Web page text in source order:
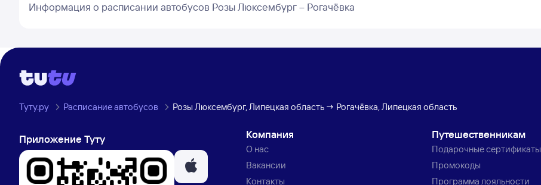
Информация о расписании автобусов Розы Люксембург – Рогачёвка
Туту.ру Расписание автобусов Розы Люксембург, Липецкая область → Рогачёвка, Липецкая область
Приложение Туту Компания
О нас
Вакансии
Контакты
Путешественникам
Подарочные сертификаты
Промокоды
Программа лояльности